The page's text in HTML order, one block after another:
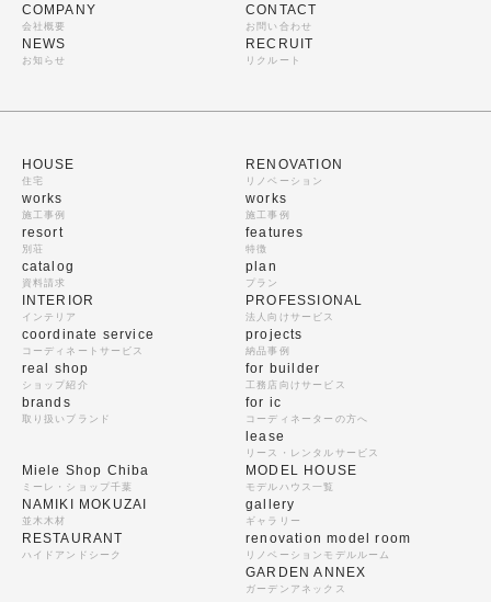
COMPANY
会社概要
NEWS
お知らせ
CONTACT
お問い合わせ
RECRUIT
リクルート
HOUSE
住宅
works
施工事例
resort
別荘
catalog
資料請求
RENOVATION
リノベーション
works
施工事例
features
特徴
plan
プラン
INTERIOR
インテリア
coordinate service
コーディネートサービス
real shop
ショップ紹介
brands
取り扱いブランド
PROFESSIONAL
法人向けサービス
projects
納品事例
for builder
工務店向けサービス
for ic
コーディネーターの方へ
lease
リース・レンタルサービス
Miele Shop Chiba
ミーレ・ショップ千葉
NAMIKI MOKUZAI
並木木材
RESTAURANT
ハイドアンドシーク
MODEL HOUSE
モデルハウス一覧
gallery
ギャラリー
renovation model room
リノベーションモデルルーム
GARDEN ANNEX
ガーデンアネックス